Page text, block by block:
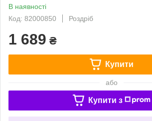
В наявності
Код: 82000850
Роздріб
1 689 ₴
Купити
або
Купити з